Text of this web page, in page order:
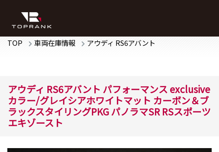
TOP 車両在庫情報 アウディ RS6アバント
アウディ RS6アバント パフォーマンス exclusive
カラー/グレイシアホワイトマット カーボン＆ブ
ラックスタイリングPKG パノラマSR RSスポーツ
エキゾースト